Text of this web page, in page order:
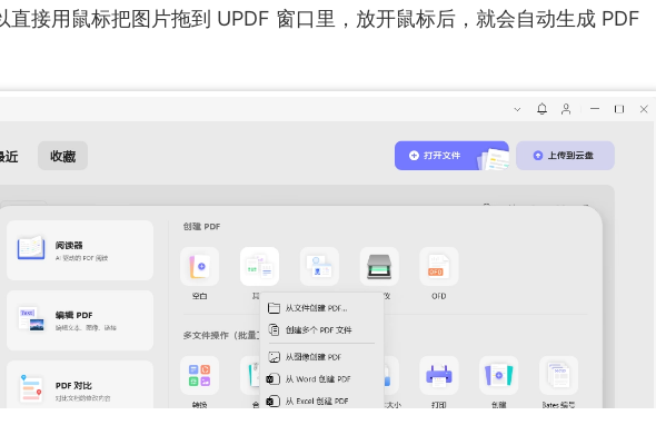
直接用鼠标把图片拖到 UPDF 窗口里，放开鼠标后，就会自动生成 PDF